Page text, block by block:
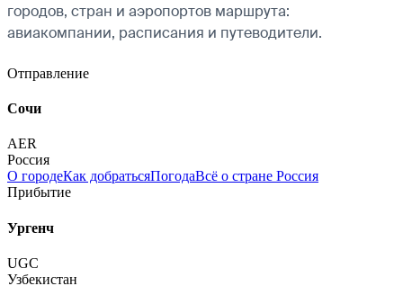
городов, стран и аэропортов маршрута:
авиакомпании, расписания и путеводители.
Отправление
Сочи
AER
Россия
О городеКак добратьсяПогодаВсё о стране Россия
Прибытие
Ургенч
UGC
Узбекистан